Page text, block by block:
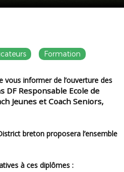
Formation
DFResponsable Ecole de
Jeuneset Coach Seniors,
à ces diplômes :